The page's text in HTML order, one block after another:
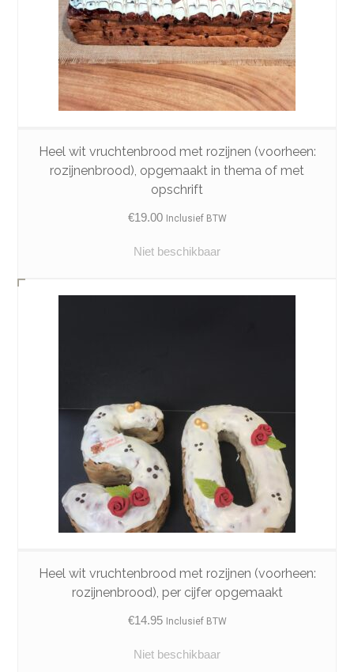
Heel wit vruchtenbrood met rozijnen (voorheen:
rozijnenbrood), opgemaakt in thema of met
opschrift
€19.00 Inclusief BTW
Niet beschikbaar
Heel wit vruchtenbrood met rozijnen (voorheen:
rozijnenbrood), per cijfer opgemaakt
€14.95 Inclusief BTW
Niet beschikbaar